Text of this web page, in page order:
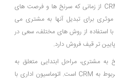
روی حوزه بازاریابی دارد. نرم ‌افزار CRM از زمانی که سرنخ‌ ها و فرصت ‌های
برای تبدیل آنها به مشتری می
با استفاده از روش ‌های مختلف، سعی در
‌تر قیف فروش دارد.
به مشتری، مراحل ابتدایی متعلق به
اتوماسیون اداری و مراحل انتهایی مربوط به CRM است. اتوماسیون اداری با